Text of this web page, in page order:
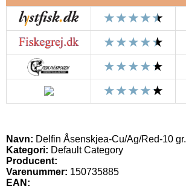
Navn: Delfin Åsenskjea-Cu/Ag/Red-10 gr.
Kategori: Default Category
Producent:
Varenummer: 150735885
EAN: